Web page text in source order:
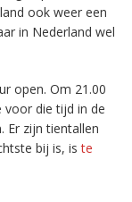
ook weer een
in Nederland wel
open. Om 21.00
voor die tijd in de
Er zijn tientallen
bij is, iste